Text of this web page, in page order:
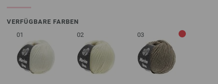
VERFÜGBARE FARBEN
01
02 03